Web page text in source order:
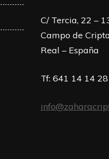
C/ Tercia, 22 –
Campo de
Real – España
Tf: 641 14 14 28